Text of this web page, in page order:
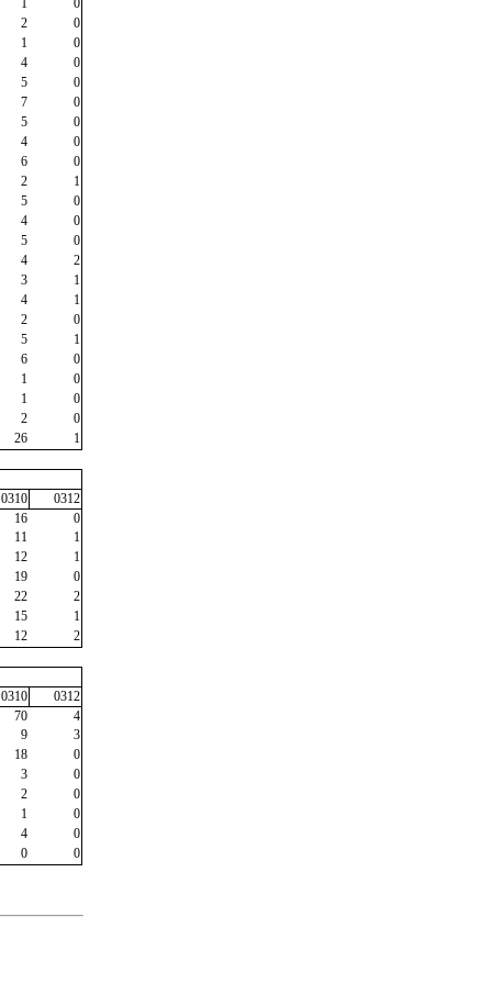
1
0
2
0
1
0
4
0
5
0
7
0
5
0
4
0
6
0
2
1
5
0
4
0
5
0
4
2
3
1
4
1
2
0
5
1
6
0
1
0
1
0
2
0
26
1
0310
0312
16
0
11
1
12
1
19
0
22
2
15
1
12
2
0310
0312
70
4
9
3
18
0
3
0
2
0
1
0
4
0
0 0